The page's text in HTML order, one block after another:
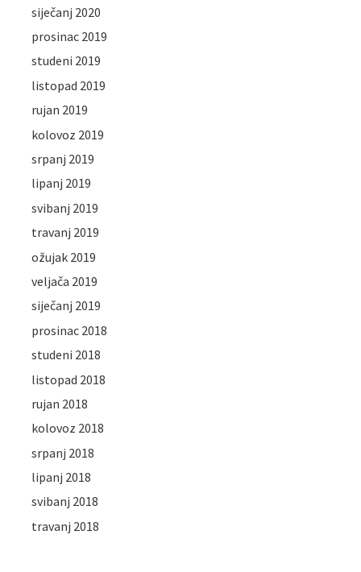
siječanj 2020
prosinac 2019
studeni 2019
listopad 2019
rujan 2019
kolovoz 2019
srpanj 2019
lipanj 2019
svibanj 2019
travanj 2019
ožujak 2019
veljača 2019
siječanj 2019
prosinac 2018
studeni 2018
listopad 2018
rujan 2018
kolovoz 2018
srpanj 2018
lipanj 2018
svibanj 2018
travanj 2018